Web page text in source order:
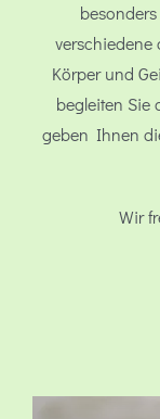
Körper und
begleiten Sie
geben Ihnen
Wir